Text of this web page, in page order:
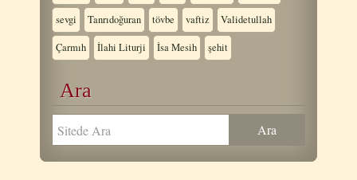
sevgi Tanrıdoğuran tövbe vaftiz Validetullah
Çarmıh İlahi Liturji İsa Mesih şehit
Ara